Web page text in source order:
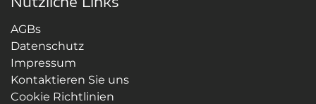
AGBs
Datenschutz
Impressum
Kontaktieren Sie uns
Cookie Richtlinien